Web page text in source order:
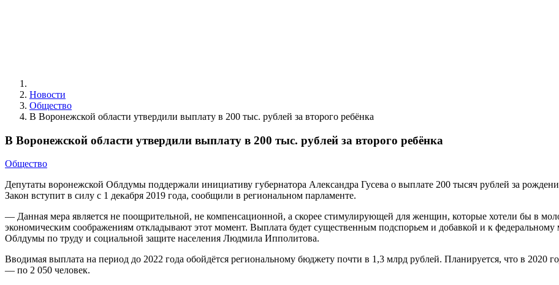
Новости
Общество
В Воронежской области утвердили выплату в 200 тыс. рублей за второго ребёнка
В Воронежской области утвердили выплату в 200 тыс. рублей за второго ребёнка
Общество
Депутаты воронежской Облдумы поддержали инициативу губернатора Александра Гусева о выплате 200 тысяч рублей за
Закон вступит в силу с 1 декабря 2019 года, сообщили в региональном парламенте.
— Данная мера является не поощрительной, не компенсационной, а скорее стимулирующей для женщин, которые хотели бы в
экономическим соображениям откладывают этот момент. Выплата будет существенным подспорьем и добавкой и к федеральному
Облдумы по труду и социальной защите населения Людмила Ипполитова.
Вводимая выплата на период до 2022 года обойдётся региональному бюджету почти в 1,3 млрд рублей. Планируется, что в 2020
— по 2 050 человек.